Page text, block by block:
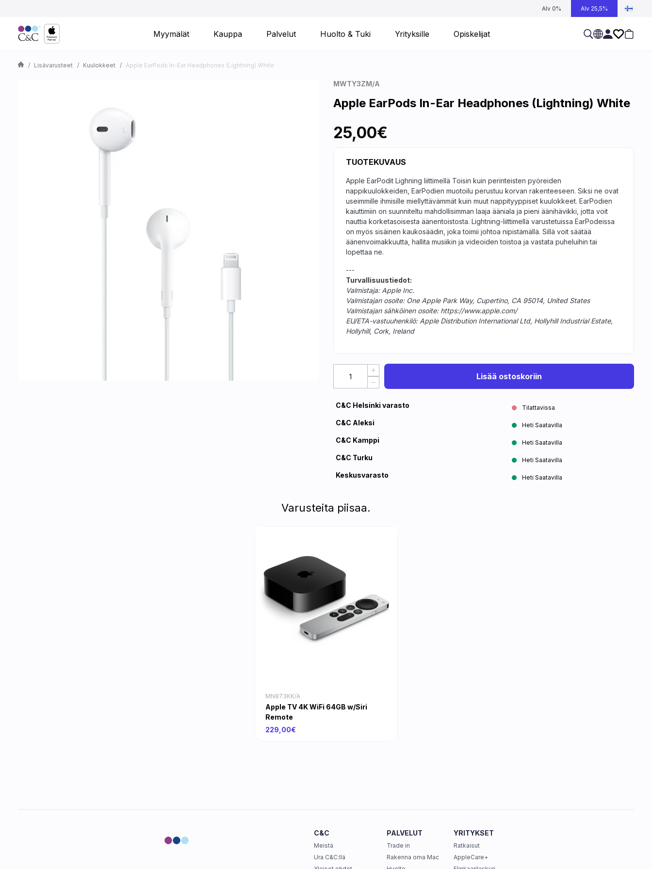
Alv 0% Alv 25,5%
Myymälät Kauppa Palvelut Huolto & Tuki Yrityksille Opiskelijat
Lisävarusteet Kuulokkeet Apple EarPods In-Ear Headphones (Lightning) White
MWTY3ZM/A
Apple EarPods In-Ear Headphones (Lightning) White
25,00€
TUOTEKUVAUS
Apple EarPodit Lighning liittimellä Toisin kuin perinteisten pyöreiden
nappikuulokkeiden, EarPodien muotoilu perustuu korvan rakenteeseen. Siksi ne ovat
useimmille ihmisille miellyttävämmät kuin muut nappityyppiset kuulokkeet. EarPodien
kaiuttimiin on suunniteltu mahdollisimman laaja ääniala ja pieni äänihävikki, jotta voit
nauttia korketasoisesta äänentoistosta. Lightning-liittimellä varustetuissa EarPodeissa
on myös sisäinen kaukosäädin, joka toimii johtoa nipistämällä. Sillä voit säätää
äänenvoimakkuutta, hallita musiikin ja videoiden toistoa ja vastata puheluihin tai
lopettaa ne.
---
Turvallisuustiedot:
Valmistaja: Apple Inc.
Valmistajan osoite: One Apple Park Way, Cupertino, CA 95014, United States
Valmistajan sähköinen osoite: https://www.apple.com/
EU/ETA-vastuuhenkilö: Apple Distribution International Ltd, Hollyhill Industrial Estate,
Hollyhill, Cork, Ireland
Lisää ostoskoriin
C&C Helsinki varasto Tilattavissa
C&C Aleksi Heti Saatavilla
C&C Kamppi Heti Saatavilla
C&C Turku Heti Saatavilla
Keskusvarasto Heti Saatavilla
Varusteita piisaa.
MN873KK/A
Apple TV 4K WiFi 64GB w/Siri
Remote
229,00€
C&C
Meistä
Ura C&C:llä
PALVELUT
Trade in
Rakenna oma Mac
YRITYKSET
Ratkaisut
AppleCare+